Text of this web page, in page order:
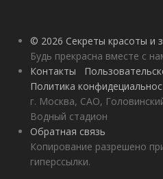
© 2026 Секреты красоты и
Будь прекрасна вместе с
Контакты
Политика
г. Москва, САО,
Водный стадион
Обратная связь
Копирование разрешено
гиперссылки.